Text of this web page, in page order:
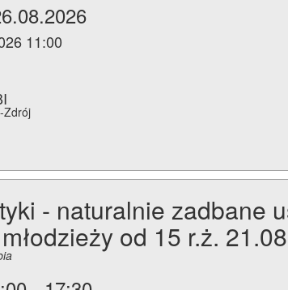
11:00
Zdrój
- naturalnie zadbane
od 15 r.ż.